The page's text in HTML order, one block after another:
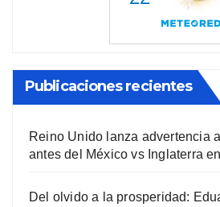
Publicaciones recientes
Reino Unido lanza advertencia
antes del México vs Inglaterra
Del olvido a la prosperidad: